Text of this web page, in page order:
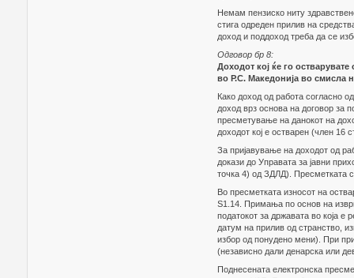
Немам пензиско ниту
стига одреден прилив на
доход и поддоход треба да се
Одговор бр 8:
Доходот кој ќе го
во Р.С. Македонија во смисла
Како доход од работа согласно
доход врз основа на договор за
пресметување на данокот на
доходот кој е остварен (член 16
За пријавување на доходот од
докази до Управата за јавни
точка 4) од ЗДЛД). Пресметката
Во пресметката износот на
Ѕ1.14. Примања по основ на
податокот за државата во која е
датум на прилив од странство,
избор од понудено мени). При
(независно дали денарска или
Поднесената електронска